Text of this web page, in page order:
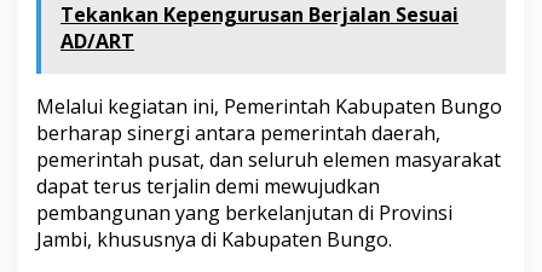
Tekankan Kepengurusan Berjalan Sesuai
AD/ART
Melalui kegiatan ini, Pemerintah Kabupaten Bungo
berharap sinergi antara pemerintah daerah,
pemerintah pusat, dan seluruh elemen masyarakat
dapat terus terjalin demi mewujudkan
pembangunan yang berkelanjutan di Provinsi
Jambi, khususnya di Kabupaten Bungo.